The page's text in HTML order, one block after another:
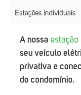
Estações Individuais
A nossa estação
seu veículo
privativa e
do condomínio.